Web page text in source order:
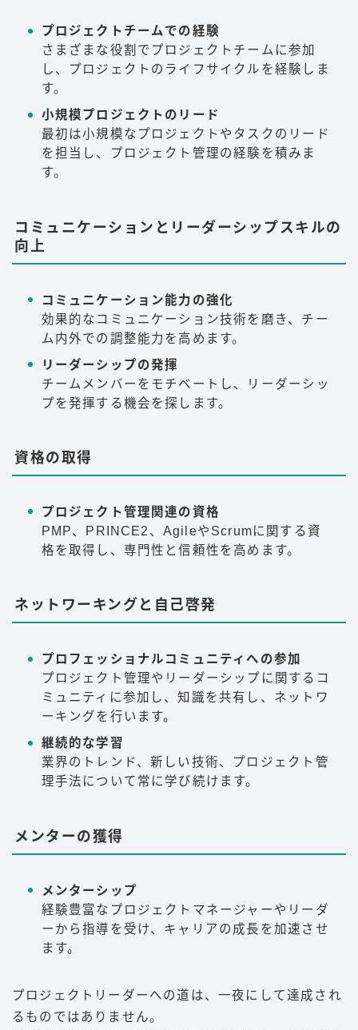
プロジェクトチームでの経験
さまざまな役割でプロジェクトチームに参加
し、プロジェクトのライフサイクルを経験しま
す。
小規模プロジェクトのリード
最初は小規模なプロジェクトやタスクのリード
を担当し、プロジェクト管理の経験を積みま
す。
コミュニケーションとリーダーシップスキルの
向上
コミュニケーション能力の強化
効果的なコミュニケーション技術を磨き、チー
ム内外での調整能力を高めます。
リーダーシップの発揮
チームメンバーをモチベートし、リーダーシッ
プを発揮する機会を探します。
資格の取得
プロジェクト管理関連の資格
PMP、PRINCE2、AgileやScrumに関する資
格を取得し、専門性と信頼性を高めます。
ネットワーキングと自己啓発
プロフェッショナルコミュニティへの参加
プロジェクト管理やリーダーシップに関するコ
ミュニティに参加し、知識を共有し、ネットワ
ーキングを行います。
継続的な学習
業界のトレンド、新しい技術、プロジェクト管
理手法について常に学び続けます。
メンターの獲得
メンターシップ
経験豊富なプロジェクトマネージャーやリーダ
ーから指導を受け、キャリアの成長を加速させ
ます。
プロジェクトリーダーへの道は、一夜にして達成され
るものではありません。